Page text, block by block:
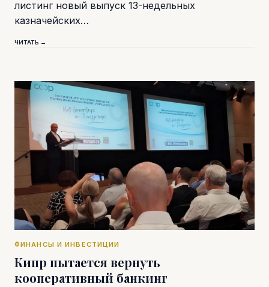
листинг новый выпуск 13-недельных
казначейских…
ЧИТАТЬ →
ФИНАНСЫ И ИНВЕСТИЦИИ
Кипр пытается вернуть
кооперативный банкинг